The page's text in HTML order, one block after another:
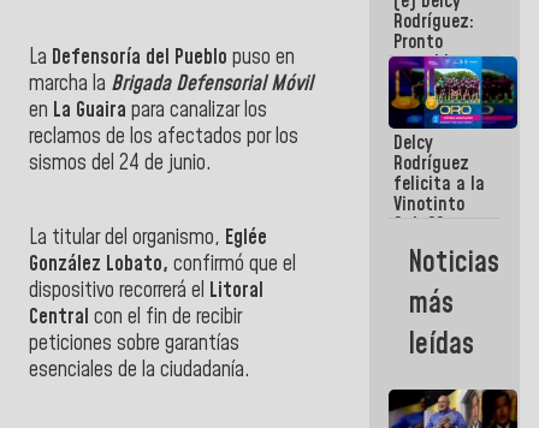
La Defensoría del Pueblo puso en
marcha la Brigada Defensorial Móvil
en La Guaira para canalizar los
reclamos de los afectados por los
sismos del 24 de junio.
La titular del organismo, Eglée
González Lobato, confirmó que el
dispositivo recorrerá el Litoral
Central con el fin de recibir
peticiones sobre garantías
esenciales de la ciudadanía.
Centroamericanos
Rodríguez:
Pronto
restableceremos
las
operaciones
en el
Aeropuerto
Internacional
de
Maiquetía
Delcy
Rodríguez
felicita a la
Vinotinto
Sub 20
campeona
frente
México Sub
23 en los
Centroamericanos
Noticias
más
leídas